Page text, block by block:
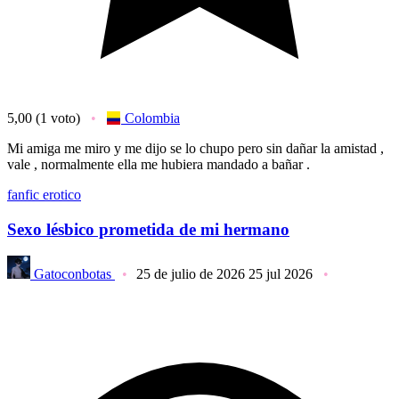
5,00 (1 voto)
Colombia
Mi amiga me miro y me dijo se lo chupo pero sin dañar la amistad ,
vale , normalmente ella me hubiera mandado a bañar .
fanfic erotico
Sexo lésbico prometida de mi hermano
Gatoconbotas 25 de julio de 2026 25 jul 2026